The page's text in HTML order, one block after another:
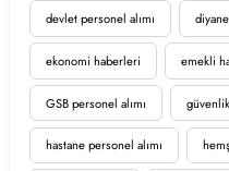
devlet personel alımı
ekonomi haberleri emekli
GSB personel alımı
hastane personel alımı